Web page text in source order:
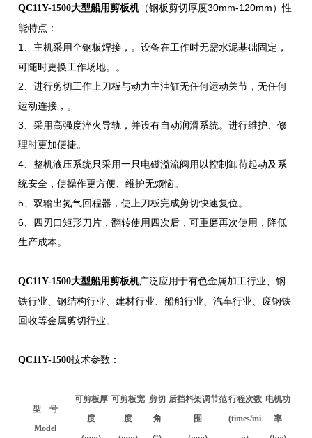
QC11Y-1500大型船用剪板机（钢板剪切厚度30mm-120mm）性
能特点：
1、主机采用全钢板焊接，。设备在工作时无需水泥基础固定，
可随时更换工作场地。。
2、进行剪切工作上刀板与动力主油缸无任何运动关节，无任何
运动连接，。
3、采用高强度淬火导轨，并设有自动润滑系统。进行维护、修
理时更加便捷。
4、整机液压系统只采用一只电磁溢流阀用以控制卸荷起动及系
统安全，使操作更方便、维护无烦恼。
5、双输出氮气回程器，使上刀板完成剪切快速复位。
6、四刃口矩形刀片，翻转使用四次后，可重磨再次使用，降低
生产成本。
QC11Y-1500大型船用剪板机广泛应用于有色金属加工行业、钢
铁行业、钢结构行业、建材行业、船舶行业、汽车行业、废钢铁
回收等金属剪切行业。
QC11Y-1500技术参数：
型 号
Model
可剪板厚
度
可剪板宽
度
剪切
角
后挡料架调节范
围
行程次数
(times/mi
电机功
率